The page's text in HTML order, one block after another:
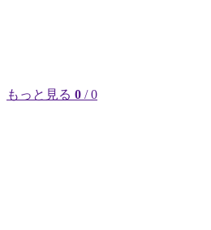
もっと見る 0 / 0